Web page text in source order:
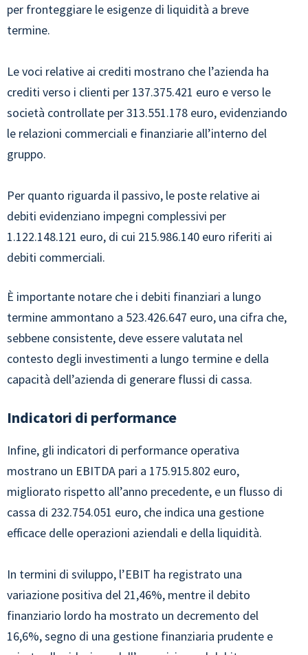
per fronteggiare le esigenze di liquidità a breve
termine.
Le voci relative ai crediti mostrano che l’azienda ha
crediti verso i clienti per 137.375.421 euro e verso le
società controllate per 313.551.178 euro, evidenziando
le relazioni commerciali e finanziarie all’interno del
gruppo.
Per quanto riguarda il passivo, le poste relative ai
debiti evidenziano impegni complessivi per
1.122.148.121 euro, di cui 215.986.140 euro riferiti ai
debiti commerciali.
È importante notare che i debiti finanziari a lungo
termine ammontano a 523.426.647 euro, una cifra che,
sebbene consistente, deve essere valutata nel
contesto degli investimenti a lungo termine e della
capacità dell’azienda di generare flussi di cassa.
Indicatori di performance
Infine, gli indicatori di performance operativa
mostrano un EBITDA pari a 175.915.802 euro,
migliorato rispetto all’anno precedente, e un flusso di
cassa di 232.754.051 euro, che indica una gestione
efficace delle operazioni aziendali e della liquidità.
In termini di sviluppo, l’EBIT ha registrato una
variazione positiva del 21,46%, mentre il debito
finanziario lordo ha mostrato un decremento del
16,6%, segno di una gestione finanziaria prudente e